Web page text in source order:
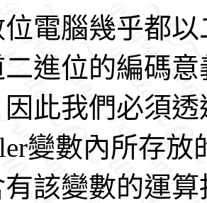
電腦幾乎都
進位的編碼
此我們必須
變數內所存
該變數的運